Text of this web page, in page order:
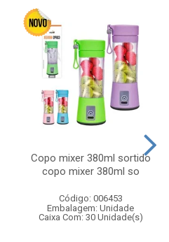
Copo mixer 380ml sortido
copo mixer 380ml so
Código: 006453
Embalagem: Unidade
Caixa Com: 30 Unidade(s)